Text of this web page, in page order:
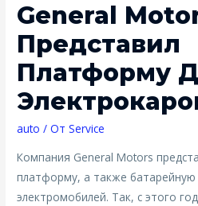
General
Представил
Платформу
auto / От Service
Компания General Motors
платформу, а также батарейную
электромобилей. Так, с этого